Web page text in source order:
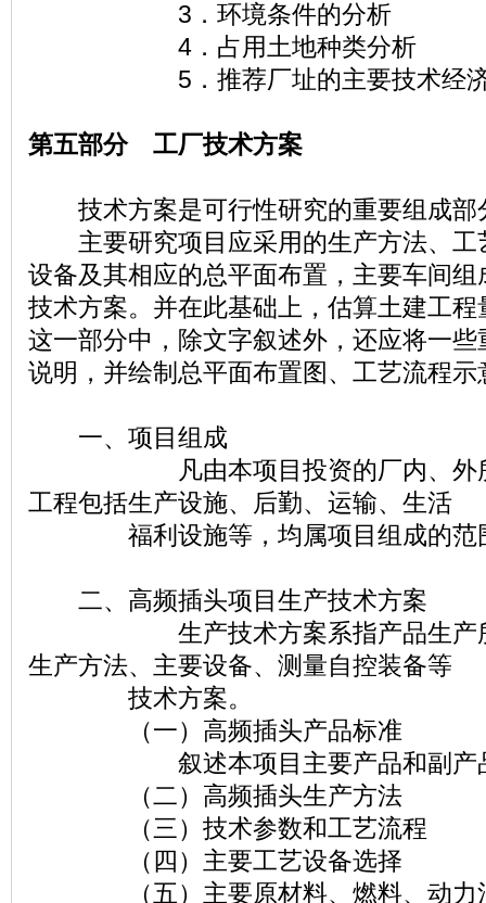
3．环境条件的分析
4．占用土地种类分析
5．推荐厂址的主要技术经济
第五部分 工厂技术方案
技术方案是可行性研究的重要组成部
主要研究项目应采用的生产方法、工
设备及其相应的总平面布置，主要车间
技术方案。并在此基础上，估算土建工
这一部分中，除文字叙述外，还应将一
说明，并绘制总平面布置图、工艺流程示
一、项目组成
凡由本项目投资的厂内、外所
工程包括生产设施、后勤、运输、生活
福利设施等，均属项目组成的范
二、高频插头项目生产技术方案
生产技术方案系指产品生产所
生产方法、主要设备、测量自控装备等
技术方案。
（一）高频插头产品标准
叙述本项目主要产品和副产品
（二）高频插头生产方法
（三）技术参数和工艺流程
（四）主要工艺设备选择
（五）主要原材料、燃料、动力